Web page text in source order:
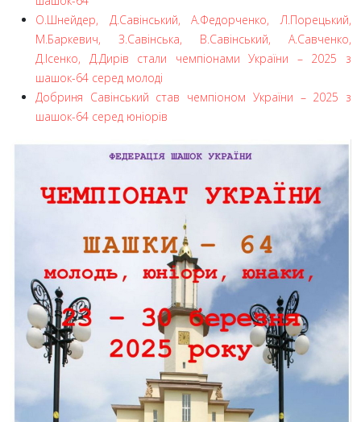
О.Шнейдер, Д.Савінський, А.Федорченко, Л.Порецький,
М.Баркевич, З.Савінська, В.Савінський, А.Савченко,
Д.Ісенко, Д.Дирів стали чемпіонами України – 2025 з
шашок-64 серед молоді
Добриня Савінський став чемпіоном України – 2025 з
шашок-64 серед юніорів